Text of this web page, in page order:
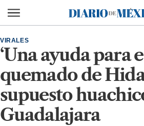
Diario de México
‘Una ayuda para
quemado de
supuesto
Guadalajara
VIRALES